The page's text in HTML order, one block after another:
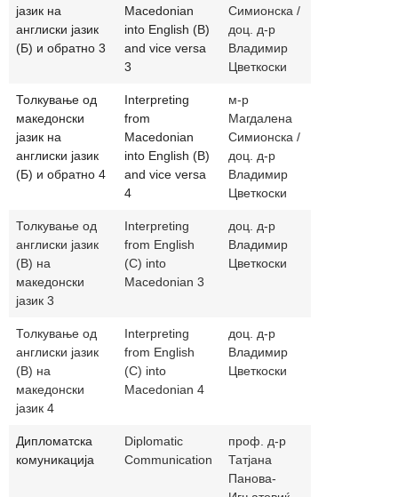
јазик на
англиски јазик
(Б) и обратно 3
Macedonian
into English (B)
and vice versa
3
Симионска /
доц. д-р
Владимир
Цветкоски
Толкување од
македонски
јазик на
англиски јазик
(Б) и обратно 4
Interpreting
from
Macedonian
into English (B)
and vice versa
4
м-р
Магдалена
Симионска /
доц. д-р
Владимир
Цветкоски
Толкување од
англиски јазик
(В) на
македонски
јазик 3
Interpreting
from English
(C) into
Macedonian 3
доц. д-р
Владимир
Цветкоски
Толкување од
англиски јазик
(В) на
македонски
јазик 4
Interpreting
from English
(C) into
Macedonian 4
доц. д-р
Владимир
Цветкоски
Дипломатска
комуникација
Diplomatic
Communication
проф. д-р
Татјана
Панова-